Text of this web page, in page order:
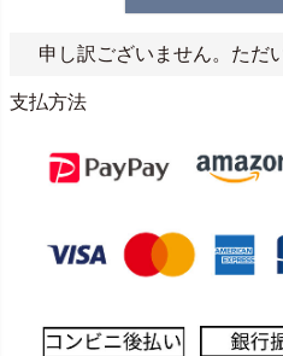
申し訳ございません。ただ
支払方法